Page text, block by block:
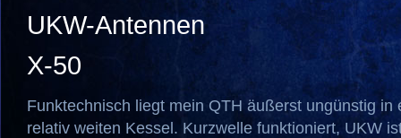
UKW-Antennen
X-50
Funktechnisch liegt mein QTH äußerst ungünstig in
relativ weiten Kessel. Kurzwelle funktioniert, UKW